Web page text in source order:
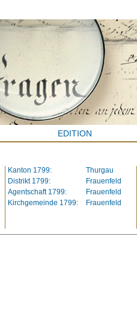
EDITION
Kanton 1799:
Thurgau
Distrikt 1799:
Frauenfeld
Agentschaft 1799:
Frauenfeld
Kirchgemeinde 1799:
Frauenfeld